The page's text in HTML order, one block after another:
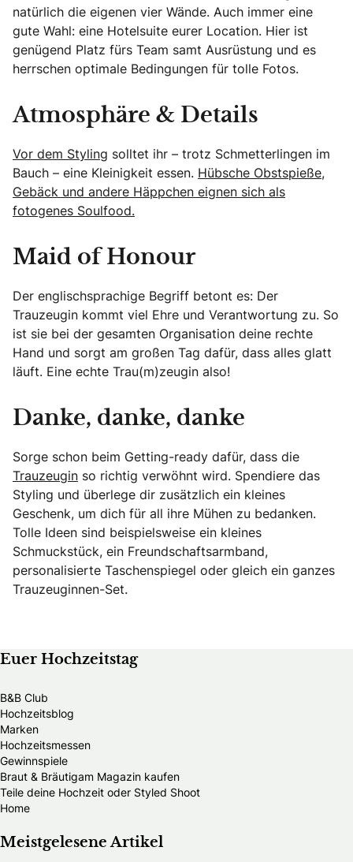
natürlich die eigenen vier Wände. Auch immer eine
gute Wahl: eine Hotelsuite eurer Location. Hier ist
genügend Platz fürs Team samt Ausrüstung und es
herrschen optimale Bedingungen für tolle Fotos.
Atmosphäre & Details
Vor dem Styling solltet ihr – trotz Schmetterlingen im
Bauch – eine Kleinigkeit essen. Hübsche Obstspieße,
Gebäck und andere Häppchen eignen sich als
fotogenes Soulfood.
Maid of Honour
Der englischsprachige Begriff betont es: Der
Trauzeugin kommt viel Ehre und Verantwortung zu. So
ist sie bei der gesamten Organisation deine rechte
Hand und sorgt am großen Tag dafür, dass alles glatt
läuft. Eine echte Trau(m)zeugin also!
Danke, danke, danke
Sorge schon beim Getting-ready dafür, dass die
Trauzeugin so richtig verwöhnt wird. Spendiere das
Styling und überlege dir zusätzlich ein kleines
Geschenk, um dich für all ihre Mühen zu bedanken.
Tolle Ideen sind beispielsweise ein kleines
Schmuckstück, ein Freundschaftsarmband,
personalisierte Taschenspiegel oder gleich ein ganzes
Trauzeuginnen-Set.
Euer Hochzeitstag
B&B Club
Hochzeitsblog
Marken
Hochzeitsmessen
Gewinnspiele
Braut & Bräutigam Magazin kaufen
Teile deine Hochzeit oder Styled Shoot
Home
Meistgelesene Artikel